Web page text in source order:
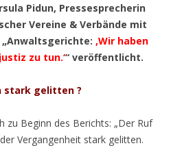
Pidun, Pressesprecherin
Vereine & Verbände mit
‚Wir haben
zu tun.‘“ veröffentlicht.
stark gelitten ?
zu Beginn des Berichts: „Der Ruf
Vergangenheit stark gelitten.